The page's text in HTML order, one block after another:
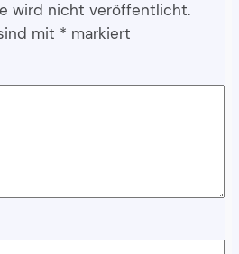
wird nicht veröffentlicht.
mit * markiert